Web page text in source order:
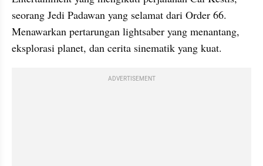
seorang Jedi Padawan yang selamat dari Order 66.
Menawarkan pertarungan lightsaber yang menantang,
eksplorasi planet, dan cerita sinematik yang kuat.
ADVERTISEMENT